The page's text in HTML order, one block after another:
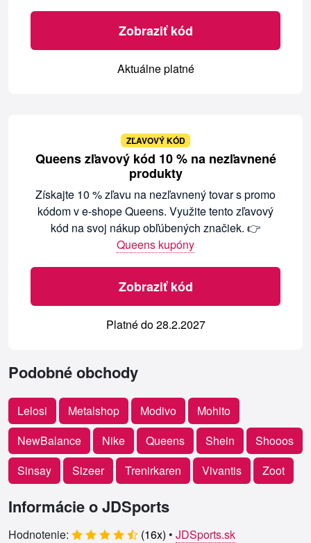
Zobraziť kód
Aktuálne platné
ZĽAVOVÝ KÓD
Queens zľavový kód 10 % na nezľavnené
produkty
Získajte 10 % zľavu na nezľavnený tovar s promo
kódom v e-shope Queens. Využite tento zľavový
kód na svoj nákup obľúbených značiek. 👉
Queens kupóny
Zobraziť kód
Platné do 28.2.2027
Podobné obchody
Lelosi Metalshop Modivo
Mohito
NewBalance
Nike Queens Shein
Shooos
Sinsay
Sizeer Trenirkaren Vivantis Zoot
Informácie o JDSports
Hodnotenie: (16x) • JDSports.sk